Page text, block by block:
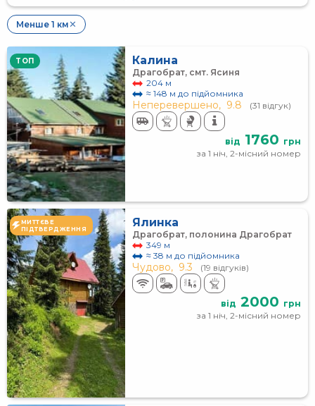
Менше 1 км ✕
TOП Калина
Драгобрат, смт. Ясиня
204 м
≈ 148 м до підйомника
Неперевершено, 9.8 (31 відгук)
від 1760 грн
за 1 ніч, 2-місний номер
МИТТЄВЕ
ПІДТВЕРДЖЕННЯ
Ялинка
Драгобрат, полонина Драгобрат
349 м
≈ 38 м до підйомника
Чудово, 9.3 (19 відгуків)
від 2000 грн
за 1 ніч, 2-місний номер